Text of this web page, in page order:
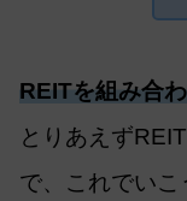
REITを組み合
とりあえず
で、これでい